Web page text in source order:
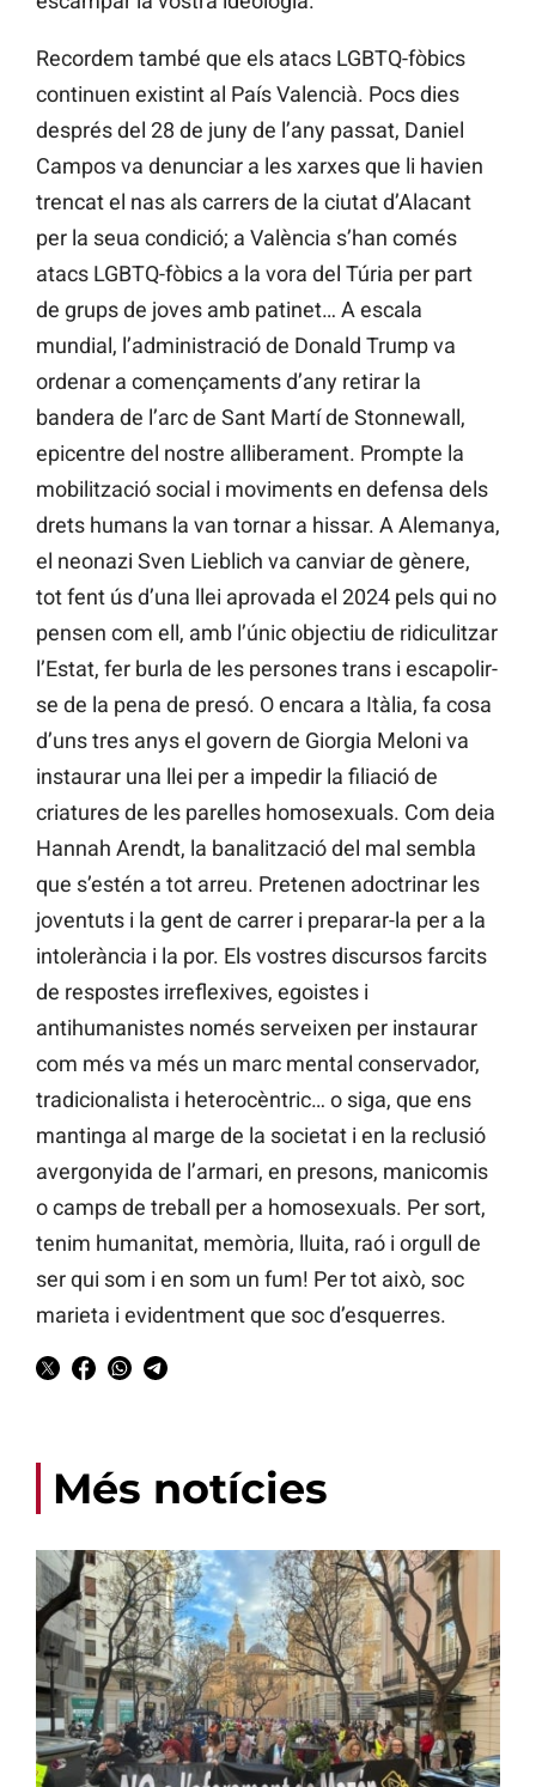
Recordem també que els atacs LGBTQ-fòbics
continuen existint al País Valencià. Pocs dies
després del 28 de juny de l’any passat, Daniel
Campos va denunciar a les xarxes que li havien
trencat el nas als carrers de la ciutat d’Alacant
per la seua condició; a València s’han comés
atacs LGBTQ-fòbics a la vora del Túria per part
de grups de joves amb patinet… A escala
mundial, l’administració de Donald Trump va
ordenar a començaments d’any retirar la
bandera de l’arc de Sant Martí de Stonnewall,
epicentre del nostre alliberament. Prompte la
mobilització social i moviments en defensa dels
drets humans la van tornar a hissar. A Alemanya,
el neonazi Sven Lieblich va canviar de gènere,
tot fent ús d’una llei aprovada el 2024 pels qui no
pensen com ell, amb l’únic objectiu de ridiculitzar
l’Estat, fer burla de les persones trans i escapolir-
se de la pena de presó. O encara a Itàlia, fa cosa
d’uns tres anys el govern de Giorgia Meloni va
instaurar una llei per a impedir la filiació de
criatures de les parelles homosexuals. Com deia
Hannah Arendt, la banalització del mal sembla
que s’estén a tot arreu. Pretenen adoctrinar les
joventuts i la gent de carrer i preparar-la per a la
intolerància i la por. Els vostres discursos farcits
de respostes irreflexives, egoistes i
antihumanistes només serveixen per instaurar
com més va més un marc mental conservador,
tradicionalista i heterocèntric… o siga, que ens
mantinga al marge de la societat i en la reclusió
avergonyida de l’armari, en presons, manicomis
o camps de treball per a homosexuals. Per sort,
tenim humanitat, memòria, lluita, raó i orgull de
ser qui som i en som un fum! Per tot això, soc
marieta i evidentment que soc d’esquerres.
Més notícies